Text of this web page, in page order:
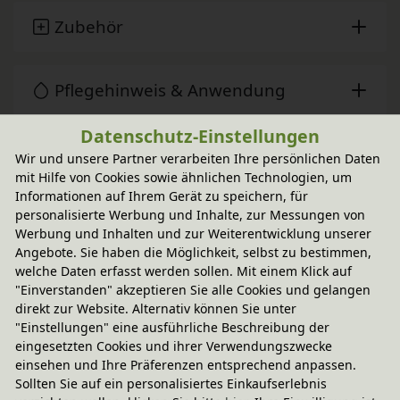
Zubehör
Pflegehinweis & Anwendung
Sie haben Fragen?
Wird oft zusammen gekauft
-20% Code
Lara Regal schmal 80 cm
In verschiedenen Varianten
aus Bio-Erlenholz
194,95 €
Datenschutz-Einstellungen
Wir und unsere Partner verarbeiten Ihre persönlichen Daten
mit Hilfe von Cookies sowie ähnlichen Technologien, um
Informationen auf Ihrem Gerät zu speichern, für
personalisierte Werbung und Inhalte, zur Messungen von
Werbung und Inhalten und zur Weiterentwicklung unserer
Angebote. Sie haben die Möglichkeit, selbst zu bestimmen,
welche Daten erfasst werden sollen. Mit einem Klick auf
"Einverstanden" akzeptieren Sie alle Cookies und gelangen
direkt zur Website. Alternativ können Sie unter
"Einstellungen" eine ausführliche Beschreibung der
eingesetzten Cookies und ihrer Verwendungszwecke
einsehen und Ihre Präferenzen entsprechend anpassen.
Sollten Sie auf ein personalisiertes Einkaufserlebnis